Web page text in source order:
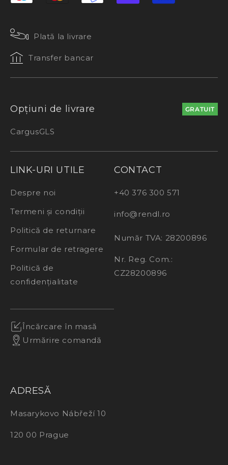
Plată la livrare
Transfer bancar
Opțiuni de livrare GRATUIT
CargusGLS
LINK-URI UTILE
Despre noi
Termeni și condiții
Politică de returnare
Formular de retragere
Politică de
confidențialitate
Încărcare în masă
Urmărire comandă
CONTACT
+40 376 300 571
info@rendl.ro
Număr TVA: 28200896
Nr. Reg. Com.:
CZ28200896
ADRESĂ
Masarykovo Nábřeží 10
120 00 Prague